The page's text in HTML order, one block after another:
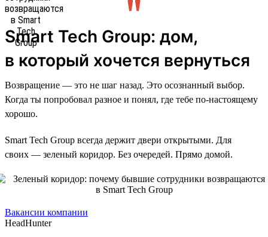
Smart Tech Group: дом,
в который хочется вернуться
Возвращение — это не шаг назад. Это осознанный выбор.
Когда ты попробовал разное и понял, где тебе по-настоящему
хорошо.
Smart Tech Group всегда держит двери открытыми. Для
своих — зеленый коридор. Без очередей. Прямо домой.
Вакансии компании
HeadHunter